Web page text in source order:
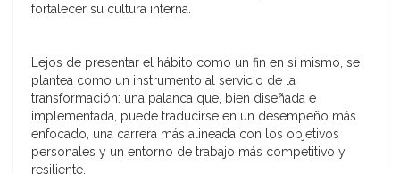
fortalecer su cultura interna.
Lejos de presentar el hábito como un fin en sí mismo, se
plantea como un instrumento al servicio de la
transformación: una palanca que, bien diseñada e
implementada, puede traducirse en un desempeño más
enfocado, una carrera más alineada con los objetivos
personales y un entorno de trabajo más competitivo y
resiliente.